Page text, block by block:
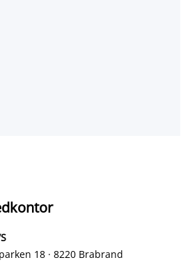
18 · 8220 Brabrand